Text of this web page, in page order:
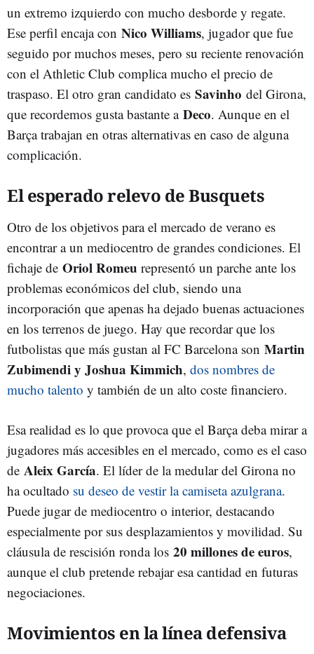
un extremo izquierdo con mucho desborde y regate.
Ese perfil encaja con Nico Williams, jugador que fue
seguido por muchos meses, pero su reciente renovación
con el Athletic Club complica mucho el precio de
traspaso. El otro gran candidato es Savinho del Girona,
que recordemos gusta bastante a Deco. Aunque en el
Barça trabajan en otras alternativas en caso de alguna
complicación.
El esperado relevo de Busquets
Otro de los objetivos para el mercado de verano es
encontrar a un mediocentro de grandes condiciones. El
fichaje de Oriol Romeu representó un parche ante los
problemas económicos del club, siendo una
incorporación que apenas ha dejado buenas actuaciones
en los terrenos de juego. Hay que recordar que los
futbolistas que más gustan al FC Barcelona son Martin
Zubimendi y Joshua Kimmich, dos nombres de
mucho talento y también de un alto coste financiero.
Esa realidad es lo que provoca que el Barça deba mirar a
jugadores más accesibles en el mercado, como es el caso
de Aleix García. El líder de la medular del Girona no
ha ocultado su deseo de vestir la camiseta azulgrana.
Puede jugar de mediocentro o interior, destacando
especialmente por sus desplazamientos y movilidad. Su
cláusula de rescisión ronda los 20 millones de euros,
aunque el club pretende rebajar esa cantidad en futuras
negociaciones.
Movimientos en la línea defensiva